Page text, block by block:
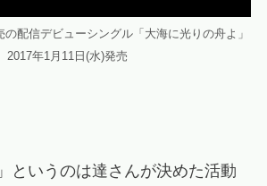
の配信デビューシングル「大海に光りの舟よ」
2017年1月11日(水)発売
というのは達さんが決めた活動